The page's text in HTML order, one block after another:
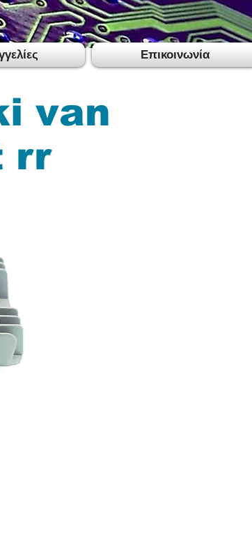
van
rr
Επικοινωνία